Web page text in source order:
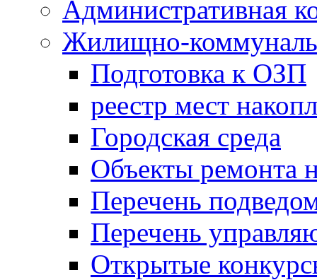
Административная
Жилищно-
Подготовка к ОЗП
реестр мест
Городская среда
Объекты ремонта
Перечень
Перечень
Открытые